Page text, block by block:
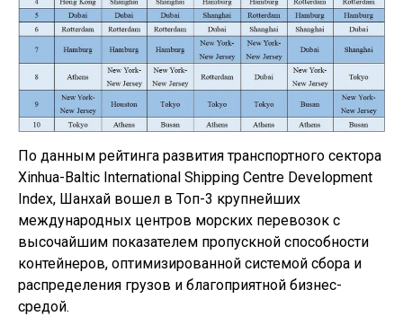
По данным рейтинга развития транспортного сектора
Xinhua-Baltic International Shipping Centre Development
Index, Шанхай вошел в Топ-3 крупнейших
международных центров морских перевозок с
высочайшим показателем пропускной способности
контейнеров, оптимизированной системой сбора и
распределения грузов и благоприятной бизнес-
средой.